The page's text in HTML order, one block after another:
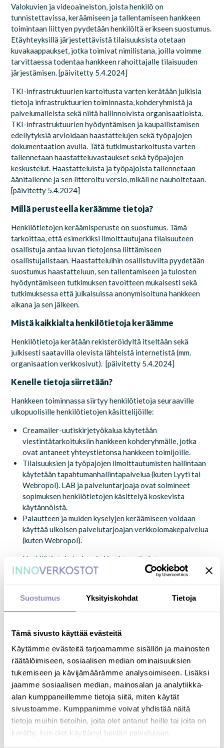
Suostumus Yksityiskohdat Tietoja
Tämä sivusto käyttää evästeitä
Käytämme evästeitä tarjoamamme sisällön ja mainosten
räätälöimiseen, sosiaalisen median ominaisuuksien
tukemiseen ja kävijämäärämme analysoimiseen. Lisäksi
jaamme sosiaalisen median, mainosalan ja analytiikka-
alan kumppaneillemme tietoja siitä, miten käytät
sivustoamme. Kumppanimme voivat yhdistää näitä
tietoja muihin tietoihin, joita olet antanut heille tai joita on
kerätty, kun olet käyttänyt heidän palvelujaan.
Valokuvien ja videoaineiston, joista henkilö on
tunnistettavissa, keräämiseen ja tallentamiseen hankkeen
toimintaan liittyen pyydetään henkilöltä erikseen suostumus.
Etäyhteyksillä järjestettävistä tilaisuuksista otetaan
kuvakaappaukset, jotka toimivat nimilistana, joilla voimme
tarvittaessa todentaa hankkeen rahoittajalle tilaisuuden
järjestämisen.[päivitetty 5.4.2024]
TKI-infrastruktuurien kartoitusta varten kerätään julkisia
tietoja infrastruktuurien toiminnasta, kohderyhmistä ja
palvelumalleista sekä niitä hallinnoivista organisaatioista.
TKI-infrastruktuurien hyödyntämisen ja kaupallistamisen
edellytyksiä arvioidaan haastattelujen sekä työpajojen
dokumentaation avulla. Tätä tutkimustarkoitusta varten
tallennetaan haastatteluvastaukset sekä työpajojen
keskustelut. Haastatteluista ja työpajoista tallennetaan
äänitallenne ja sen litteroitu versio, mikäli ne nauhoitetaan.
[päivitetty 5.4.2024]
Millä perusteella keräämme tietoja?
Henkilötietojen keräämisperuste onsuostumus. Tämä
tarkoittaa, että esimerkiksi ilmoittautujana tilaisuuteen
osallistuja antaa luvan tietojensa liittämiseen
osallistujalistaan. Haastatteluihin osallistuvilta pyydetään
suostumus haastatteluun, sen tallentamiseen ja tulosten
hyödyntämiseen tutkimuksen tavoitteen mukaisesti sekä
tutkimuksessaettä julkaisuissaanonymisoitunahankkeen
aikana ja sen jälkeen.
Mistä kaikkialta henkilötietoja keräämme
Henkilötietoja kerätään rekisteröidyltä itseltään sekä
julkisesti saatavilla olevista lähteistä internetistä (mm.
organisaation verkkosivut).[päivitetty 5.4.2024]
Kenelle tietoja siirretään?
Hankkeen toiminnassa siirtyy henkilötietoja seuraaville
ulkopuolisille henkilötietojen käsittelijöille:
Creamailer-uutiskirjetyökalua käytetään
viestintätarkoituksiin hankkeen kohderyhmälle, jotka
ovat antaneet yhteystietonsa hankkeen toimijoille.
Tilaisuuksien ja työpajojen ilmoittautumisten hallintaan
käytetään tapahtumanhallintapalvelua (kuten Lyyti tai
Webropol). LAB ja palveluntarjoaja ovat solmineet
sopimuksen henkilötietojen käsittelyä koskevista
käytännöistä.
Palautteen ja muiden kyselyjen keräämiseen voidaan
käyttää ulkoisen palvelutarjoajan verkkolomakepalvelua
(kuten Webropol).
Henkilötietoja (esim. nimi ja yhteystiedot,
haastatteluvastaukset) päivitetään ja säilytetäänLAB-
Haastattelujen litteroinnissa eli kääntämisessä
sitoutunut henkilötietojen turvalliseen käsittelyyn ja tuhoaa
5.4.2024]
Hankehenkilöstöllä on pääsy hankkeen aikana rekisterin
henkilötietoihin. Tutkimusaineiston osalta vain
hankehenkilökunnalla on pääsy aineistoon, joka sisältää
suorat tunnistetiedot (kuten haastattelunauhoituksiin).
Anonymisoitua tutkimusaineistoa voivat käyttää myös muut
kuin toteuttajan henkilöstö
TKI-infrastruktuurien